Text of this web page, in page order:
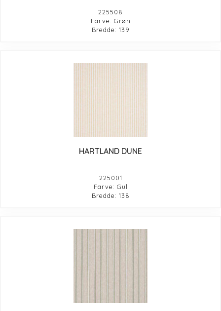
225508
Farve: Grøn
Bredde: 139
HARTLAND DUNE
225001
Farve: Gul
Bredde: 138